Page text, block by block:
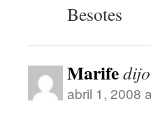
Besotes
Marife
abril 1, 2008